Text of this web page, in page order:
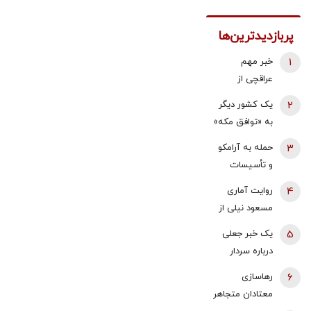
پربازدیدترین‌ها
خبر مهم
عراقچی از
نیروهای نظامی
و دریایی ایران و
عمان درباره
تنگه هرمز
1
یک کشور دیگر
به «توافق مکه»
ترکیه خیال
کرد
2
حمله به آرامکو
و تأسیسات
واکنش وزارت
انرژی عربستان
به آتش سوزی
در پالایشگاه
3
روایت آماری
مسعود نیلی از
1405؛ نرخ ارز،
شده و ۱۶‌
4
یک خبر جعلی
درباره سردار
بمب اتم/ این
شایعه از هند
5
رهاسازی
معتادان متجاهر
6